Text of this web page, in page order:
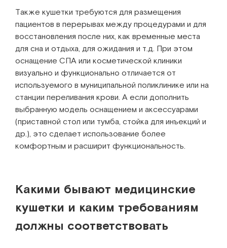
Также кушетки требуются для размещения
пациентов в перерывах между процедурами и для
восстановления после них, как временные места
для сна и отдыха, для ожидания и т.д. При этом
оснащение СПА или косметической клиники
визуально и функционально отличается от
используемого в муниципальной поликлинике или на
станции переливания крови. А если дополнить
выбранную модель оснащением и аксессуарами
(приставной стол или тумба, стойка для инъекций и
др.), это сделает использование более
комфортным и расширит функциональность.
Какими бывают медицинские
кушетки и каким требованиям
должны соответствовать